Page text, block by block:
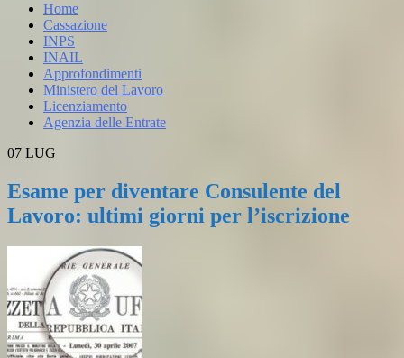
Home
Cassazione
INPS
INAIL
Approfondimenti
Ministero del Lavoro
Licenziamento
Agenzia delle Entrate
07 LUG
Esame per diventare Consulente del
Lavoro: ultimi giorni per l’iscrizione